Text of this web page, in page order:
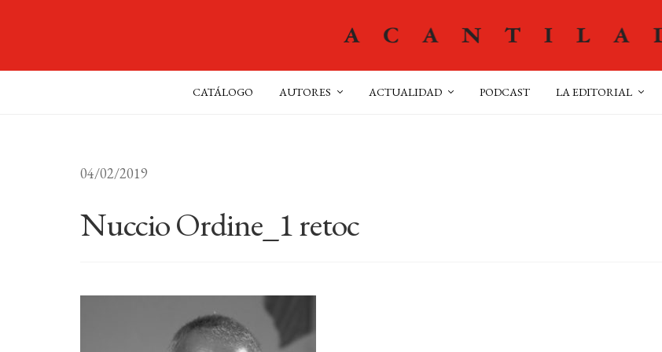
CATÁLOGO AUTORES ACTUALIDAD PODCAST LA EDITORIAL
04/02/2019
Nuccio Ordine_1 retoc